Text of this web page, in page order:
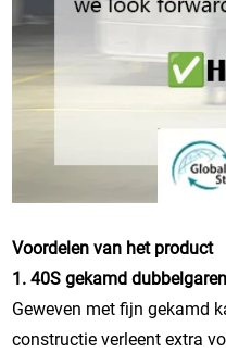
Voordelen van het product
1. 40S gekamd
Geweven met fijn gekamd
constructie verleent extra